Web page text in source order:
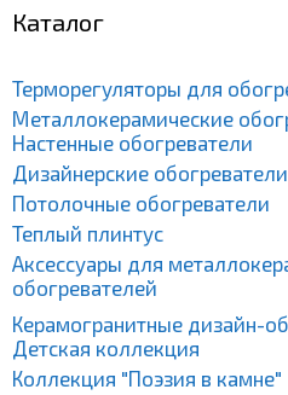
Каталог
Терморегуляторы для
Металлокерамические
Настенные обогреватели
Дизайнерские
Потолочные обогреватели
Теплый плинтус
Аксессуары для
обогревателей
Керамогранитные дизайн-
Детская коллекция
Коллекция "Поэзия в камне"